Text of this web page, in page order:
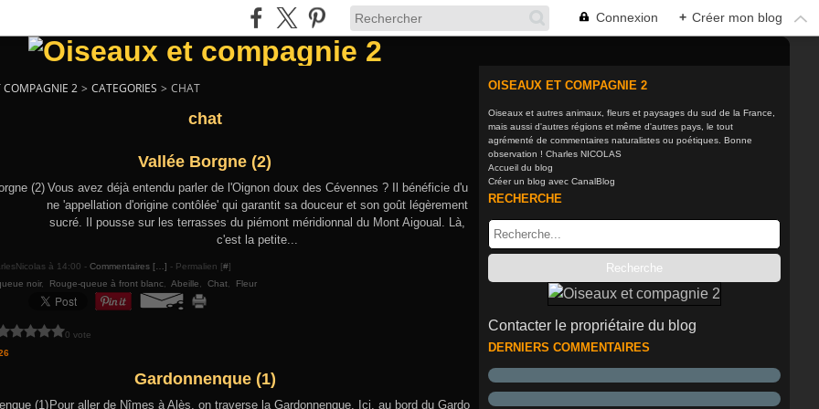
Connexion + Créer mon blog
COMPAGNIE 2 > CATEGORIES > CHAT
chat
Vallée Borgne (2)
Vous avez déjà entendu parler de l'Oignon doux des Cévennes ? Il bénéficie d'u
ne 'appellation d'origine contôlée' qui garantit sa douceur et son goût légèrement
sucré. Il pousse sur les terrasses du piémont méridionnal du Mont Aigoual. Là,
c'est la petite...
à 14:00 - Commentaires [ ] - Permalien [#]
noir, Rouge-queue à front blanc Abeille Chat Fleur
0 vote
Gardonnenque (1)
Pour aller de Nîmes à Alès, on traverse la Gardonnenque. Ici, au bord du Gardo
OISEAUX ET COMPAGNIE 2
Oiseaux et autres animaux, fleurs et paysages du sud de la France,
mais aussi d'autres régions et même d'autres pays, le tout
agrémenté de commentaires naturalistes ou poétiques. Bonne
observation ! Charles NICOLAS
Accueil du blog
Créer un blog avec CanalBlog
RECHERCHE
Contacter le propriétaire du blog
DERNIERS COMMENTAIRES